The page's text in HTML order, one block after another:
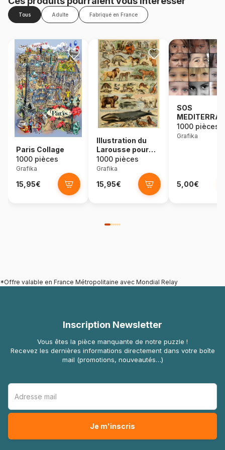
Tous Adulte Fabriqué en France
Paris Collage
1000 pièces
Grafika
15,95€
Illustration du
Larousse pour
Tous :
Mammifères,
1000 pièces
Grafika
15,95€
SOS
Regards
d'Enfants du
1000 pièces
Grafika
5,00€
*Offre valable en France Métropolitaine avec Mondial Relay
Inscription Newsletter
Vous êtes la pièce manquante de notre puzzle !
Recevez les dernières informations directement dans votre boîte
mail (promotions, nouveautés…)